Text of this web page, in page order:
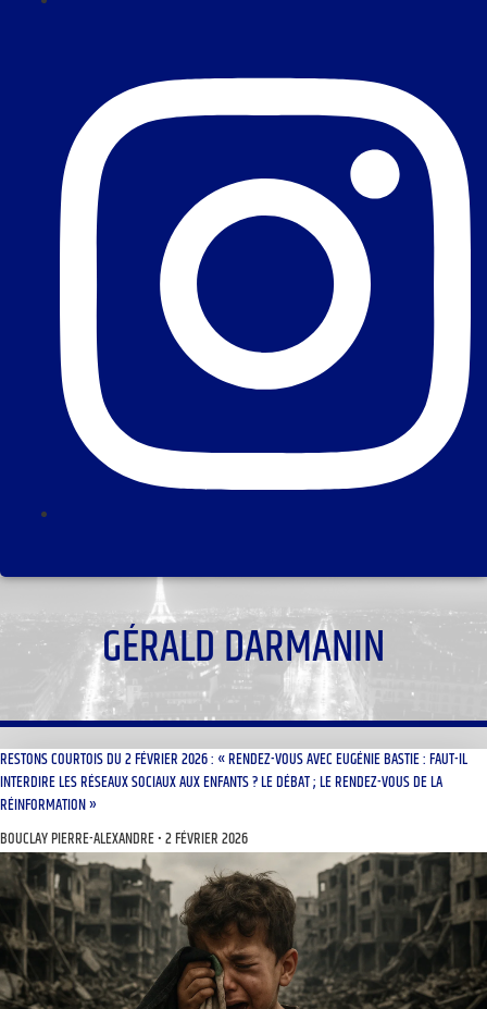
GÉRALD DARMANIN
RESTONS COURTOIS DU 2 FÉVRIER 2026 : « RENDEZ-VOUS AVEC EUGÉNIE BASTIE : FAUT-IL
INTERDIRE LES RÉSEAUX SOCIAUX AUX ENFANTS ? LE DÉBAT ; LE RENDEZ-VOUS DE LA
RÉINFORMATION »
BOUCLAY PIERRE-ALEXANDRE 2 FÉVRIER 2026